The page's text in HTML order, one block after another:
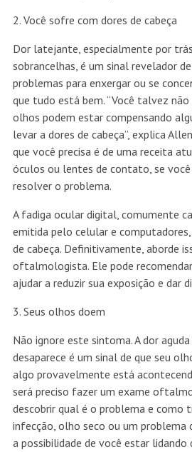
2. Você sofre com dores de cabeça
Dor latejante, especialmente por
sobrancelhas, é um sinal revelador
problemas para enxergar ou se
que tudo está bem. “Você talvez não
olhos podem estar compensando
levar a dores de cabeça”, explica
que você precisa é de uma receita
óculos ou lentes de contato, se você
resolver o problema.
A fadiga ocular digital, comumente
emitida pelo celular e
de cabeça. Definitivamente, aborde
oftalmologista. Ele pode
ajudar a reduzir sua exposição e dar
3. Seus olhos doem
Não ignore este sintoma. A dor
desaparece é um sinal de que seu
algo provavelmente está
será preciso fazer um exame
descobrir qual é o problema e como
infecção, olho seco ou um problema
a possibilidade de você estar